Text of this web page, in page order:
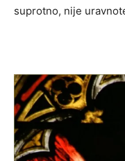
suprotno, nije